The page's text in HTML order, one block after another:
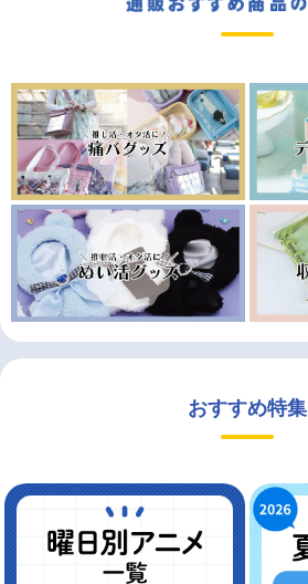
おすすめ特集